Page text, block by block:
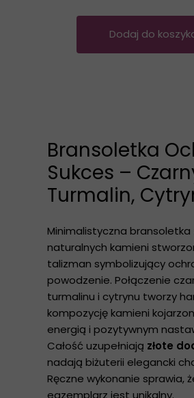
Dodaj do
Bransoletka
Sukces –
Turmalin,
Minimalistyczna bransoletka
naturalnych kamieni
talizman symbolizujący
powodzenie. Połączenie
turmalinu i cytrynu tworzy
kompozycję kamieni
energią i pozytywnym
Całość uzupełniają złote
nadają biżuterii elegancki
Ręczne wykonanie sprawia,
egzemplarz jest unikalny.